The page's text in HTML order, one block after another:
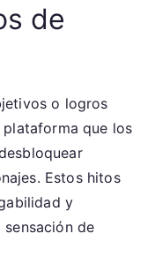
de
o logros
que los
Estos hitos
y
de